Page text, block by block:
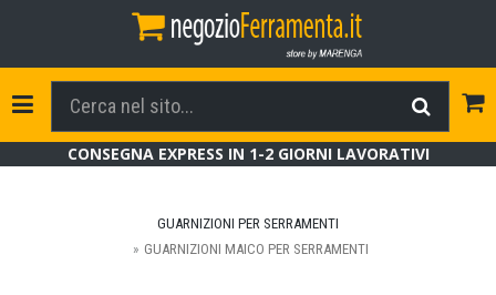
Toggle Navigation
CONSEGNA EXPRESS IN 1-2 GIORNI LAVORATIVI
GUARNIZIONI PER SERRAMENTI
GUARNIZIONI MAICO PER SERRAMENTI